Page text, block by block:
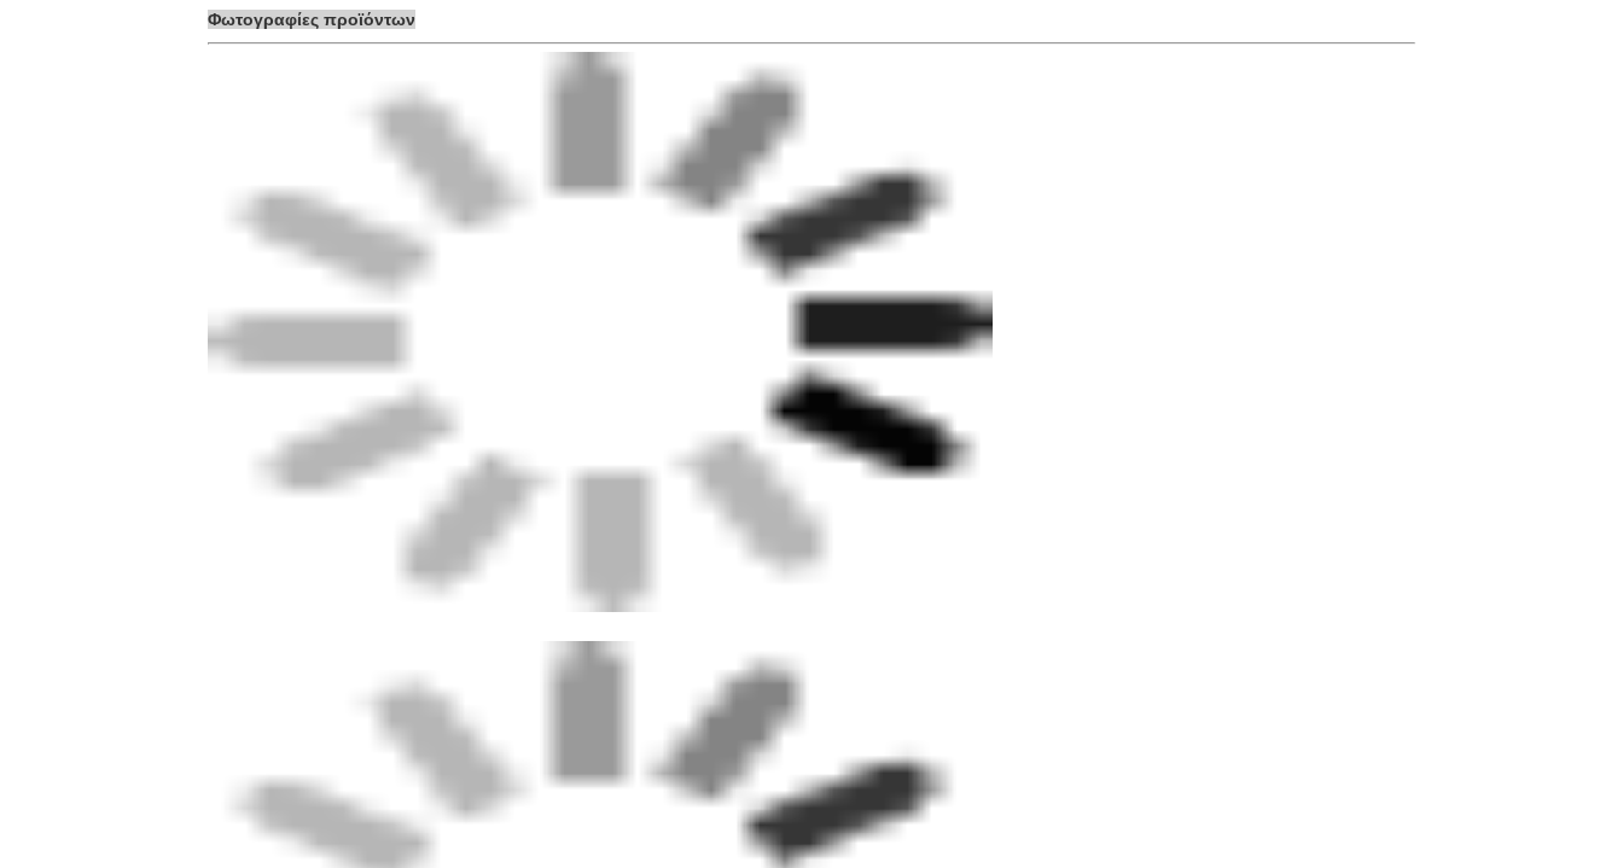
Φωτογραφίες προϊόντων